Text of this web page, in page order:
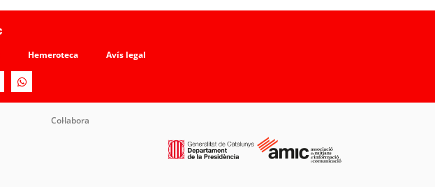
Hemeroteca Avís legal
Col·labora